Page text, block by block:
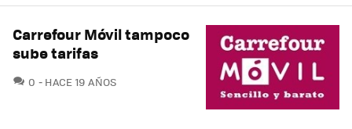
Carrefour Móvil tampoco
sube tarifas
0 COMENTARIOS
HACE 19 AÑOS